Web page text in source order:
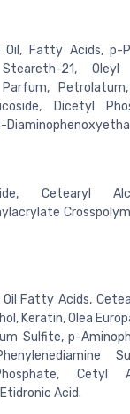
Oil, Fatty Acids, p-
21, Oleyl
Parfum,
Dicetyl
Cetearyl
Oil Fatty Acids,
Keratin, Olea
Sulfite, p-
Cetyl
Acid.